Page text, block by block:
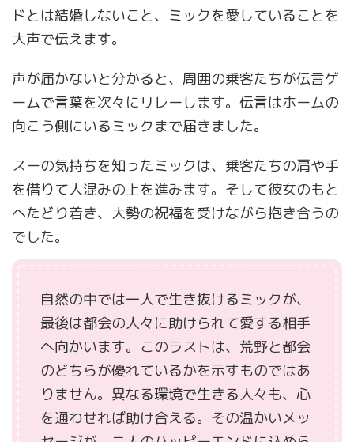
ドとは結婚しないこと、ミックを愛していることを
大声で伝えます。
声が届かないと分かると、周囲の乗客たちが伝言ゲ
ームで言葉を次々にリレーします。伝言はホームの
向こう側にいるミックまで届きました。
スーの気持ちを知ったミックは、乗客たちの肩や手
を借りて人混みの上を進みます。そして彼女のもと
へたどり着き、大勢の祝福を受けながら抱き合うの
でした。
自然の中では一人で生き抜けるミックが、
最後は都会の人々に助けられて愛する相手
へ向かいます。このラストは、荒野と都会
のどちらが優れているかを示すものではあ
りません。異なる環境で生きる人々も、心
を通わせれば助け合える。その温かいメッ